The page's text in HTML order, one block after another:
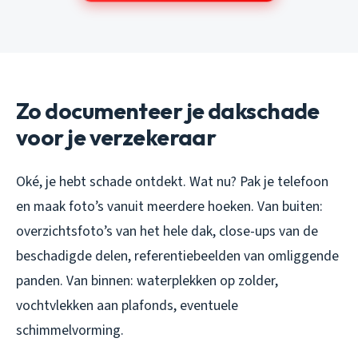
Zo documenteer je dakschade
voor je verzekeraar
Oké, je hebt schade ontdekt. Wat nu? Pak je telefoon
en maak foto’s vanuit meerdere hoeken. Van buiten:
overzichtsfoto’s van het hele dak, close-ups van de
beschadigde delen, referentiebeelden van omliggende
panden. Van binnen: waterplekken op zolder,
vochtvlekken aan plafonds, eventuele
schimmelvorming.